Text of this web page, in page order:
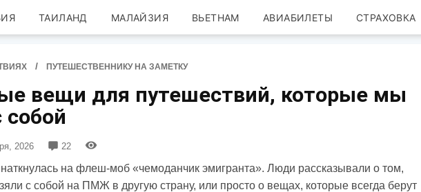
ТАИЛАНД МАЛАЙЗИЯ ВЬЕТНАМ АВИАБИЛЕТЫ СТРАХОВКА
/ ПУТЕШЕСТВЕННИКУ НА ЗАМЕТКУ
вещи для путешествий, которые мы
собой
2026 22
наткнулась на флеш-моб «чемоданчик эмигранта». Люди рассказывали о том,
с собой на ПМЖ в другую страну, или просто о вещах, которые всегда берут